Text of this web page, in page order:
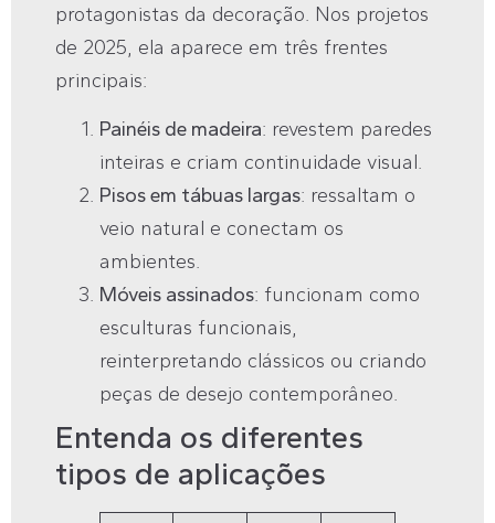
protagonistas da decoração. Nos projetos
de 2025, ela aparece em três frentes
principais:
Painéis de madeira: revestem paredes
inteiras e criam continuidade visual.
Pisos em tábuas largas: ressaltam o
veio natural e conectam os
ambientes.
Móveis assinados: funcionam como
esculturas funcionais,
reinterpretando clássicos ou criando
peças de desejo contemporâneo.
Entenda os diferentes
tipos de aplicações